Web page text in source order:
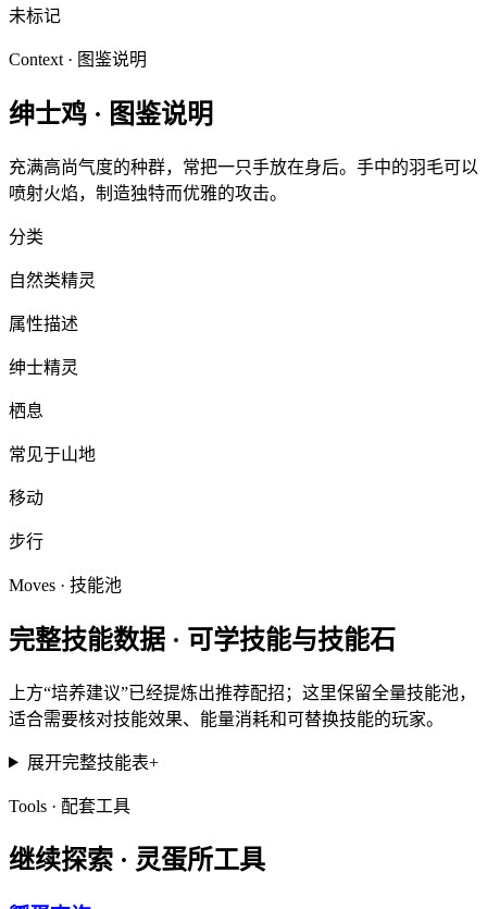
未标记
Context · 图鉴说明
绅士鸡 · 图鉴说明
充满高尚气度的种群，常把一只手放在身后。手中的羽毛可以
喷射火焰，制造独特而优雅的攻击。
分类
自然类精灵
属性描述
绅士精灵
栖息
常见于山地
移动
步行
Moves · 技能池
完整技能数据 · 可学技能与技能石
上方“培养建议”已经提炼出推荐配招；这里保留全量技能池，
适合需要核对技能效果、能量消耗和可替换技能的玩家。
展开完整技能表+
Tools · 配套工具
继续探索 · 灵蛋所工具